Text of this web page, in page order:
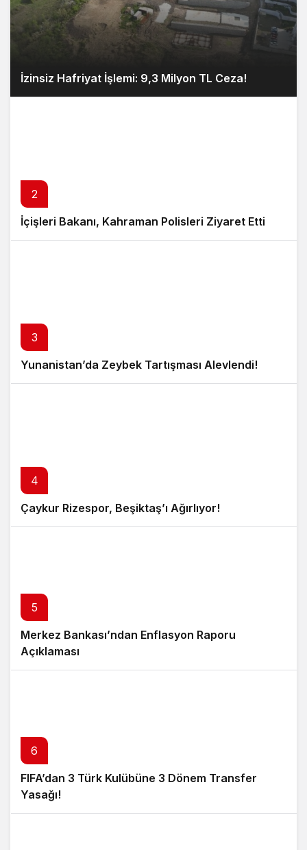
İzinsiz Hafriyat İşlemi: 9,3 Milyon TL Ceza!
2
İçişleri Bakanı, Kahraman Polisleri Ziyaret Etti
3
Yunanistan’da Zeybek Tartışması Alevlendi!
4
Çaykur Rizespor, Beşiktaş’ı Ağırlıyor!
5
Merkez Bankası’ndan Enflasyon Raporu
Açıklaması
6
FIFA’dan 3 Türk Kulübüne 3 Dönem Transfer
Yasağı!